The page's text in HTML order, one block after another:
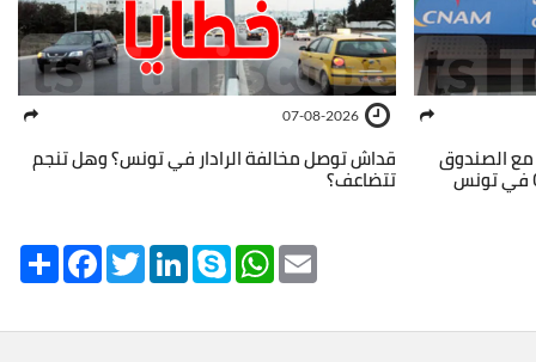
مع الصندوق
07-08-2026
قداش توصل مخالفة الرادار في تونس؟ وهل تنجم
تتضاعف؟
Share FacebookTwitterLinkedInSkype WhatsApp